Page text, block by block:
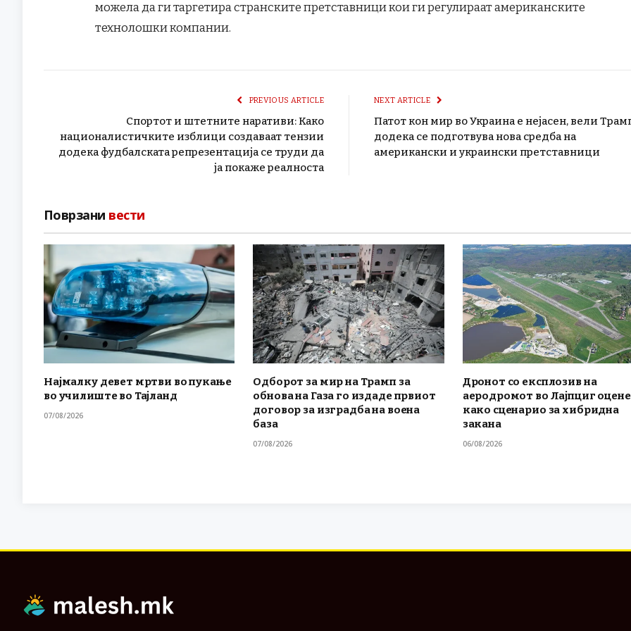
можела да ги таргетира странските претставници кои ги регулираат американските
технолошки компании.
PREVIOUS ARTICLE
Спортот и штетните наративи: Како
националистичките изблици создаваат тензии
додека фудбалската репрезентација се труди да
ја покаже реалноста
NEXT ARTICLE
Патот кон мир во Украина е нејасен, вели
додека се подготвува нова средба на
американски и украински претставници
Поврзани вести
Најмалку девет мртви во пукање
во училиште во Тајланд
07/08/2026
Одборот за мир на Трамп за
обнова на Газа го издаде првиот
договор за изградба на воена
база
07/08/2026
Дронот со експлозив на
аеродромот во Лајпциг
како сценарио за хибридна
закана
06/08/2026